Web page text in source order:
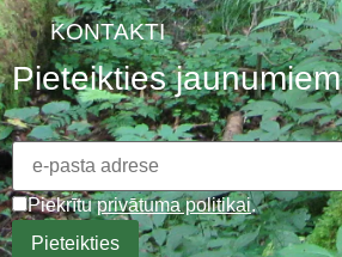
KONTAKTI
Pieteikties jaunumiem
Piekrītuprivātuma politikai.